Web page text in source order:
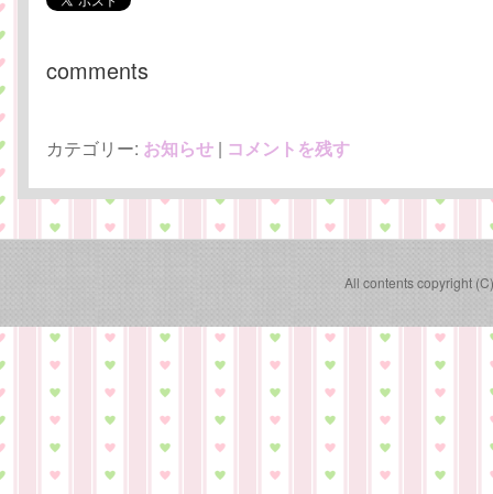
comments
カテゴリー: お知らせ | コメントを残す
All contents copyright